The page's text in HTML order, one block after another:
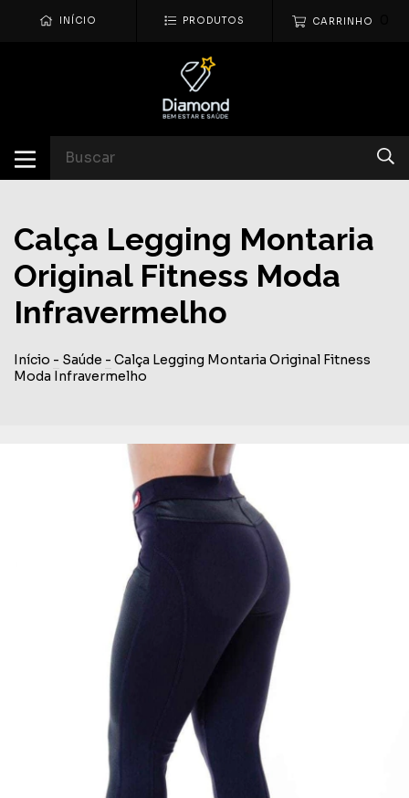
INÍCIO PRODUTOS CARRINHO
Calça Legging Montaria
Original Fitness Moda
Infravermelho
Início - Saúde - Calça Legging Montaria Original Fitness
Moda Infravermelho